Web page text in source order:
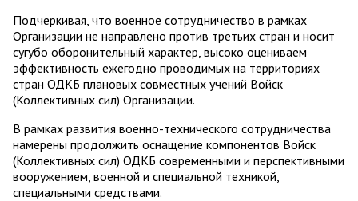
Подчеркивая, что военное сотрудничество в рамках
Организации не направлено против третьих стран и носит
сугубо оборонительный характер, высоко оцениваем
эффективность ежегодно проводимых на территориях
стран ОДКБ плановых совместных учений Войск
(Коллективных сил) Организации.
В рамках развития военно-технического сотрудничества
намерены продолжить оснащение компонентов Войск
(Коллективных сил) ОДКБ современными и перспективными
вооружением, военной и специальной техникой,
специальными средствами.